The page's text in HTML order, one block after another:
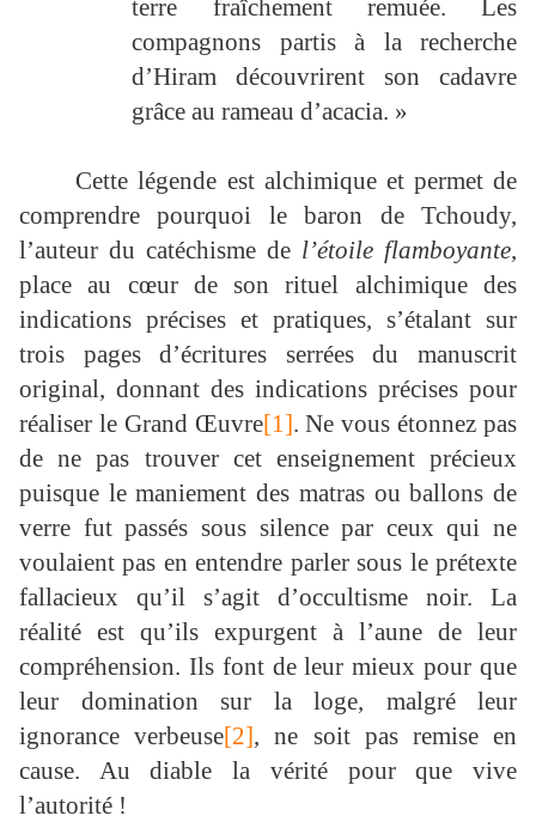
terre fraîchement remuée. Les
compagnons partis à la recherche
d’Hiram découvrirent son cadavre
grâce au rameau d’acacia. »
Cette légende est alchimique et permet de
comprendre pourquoi le baron de Tchoudy,
l’auteur du catéchisme de l’étoile flamboyante,
place au cœur de son rituel alchimique des
indications précises et pratiques, s’étalant sur
trois pages d’écritures serrées du manuscrit
original, donnant des indications précises pour
réaliser le Grand Œuvre[1]. Ne vous étonnez pas
de ne pas trouver cet enseignement précieux
puisque le maniement des matras ou ballons de
verre fut passés sous silence par ceux qui ne
voulaient pas en entendre parler sous le prétexte
fallacieux qu’il s’agit d’occultisme noir. La
réalité est qu’ils expurgent à l’aune de leur
compréhension. Ils font de leur mieux pour que
leur domination sur la loge, malgré leur
ignorance verbeuse[2], ne soit pas remise en
cause. Au diable la vérité pour que vive
l’autorité !